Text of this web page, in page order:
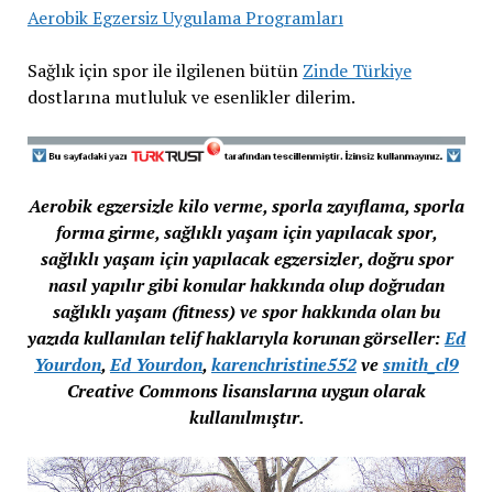
Aerobik Egzersiz Uygulama Programları
Sağlık için spor ile ilgilenen bütün Zinde Türkiye
dostlarına mutluluk ve esenlikler dilerim.
Aerobik egzersizle kilo verme, sporla zayıflama, sporla
forma girme, sağlıklı yaşam için yapılacak spor,
sağlıklı yaşam için yapılacak egzersizler, doğru spor
nasıl yapılır gibi konular hakkında olup doğrudan
sağlıklı yaşam (fitness) ve spor hakkında olan bu
yazıda kullanılan telif haklarıyla korunan görseller:Ed
Yourdon,Ed Yourdon,karenchristine552vesmith_cl9
Creative Commons lisanslarına uygun olarak
kullanılmıştır.